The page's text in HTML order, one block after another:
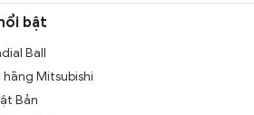
bật
Ball
Mitsubishi
Bản